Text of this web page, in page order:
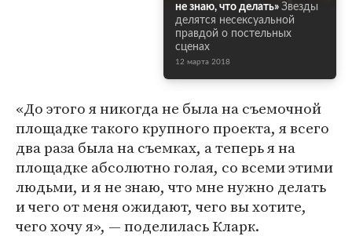
не знаю, что делать» Звезды
делятся несексуальной
правдой о постельных
сценах
12 марта 2018
«До этого я никогда не была на съемочной
площадке такого крупного проекта, я всего
два раза была на съемках, а теперь я на
площадке абсолютно голая, со всеми этими
людьми, и я не знаю, что мне нужно делать
и чего от меня ожидают, чего вы хотите,
чего хочу я», — поделилась Кларк.